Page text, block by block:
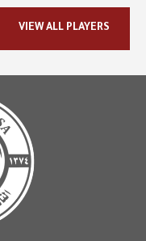
VIEW ALL PLAYERS